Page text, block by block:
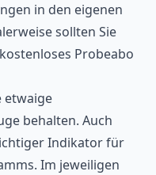
in den eigenen
sollten Sie
Probeabo
etwaige
behalten. Auch
Indikator für
Im jeweiligen